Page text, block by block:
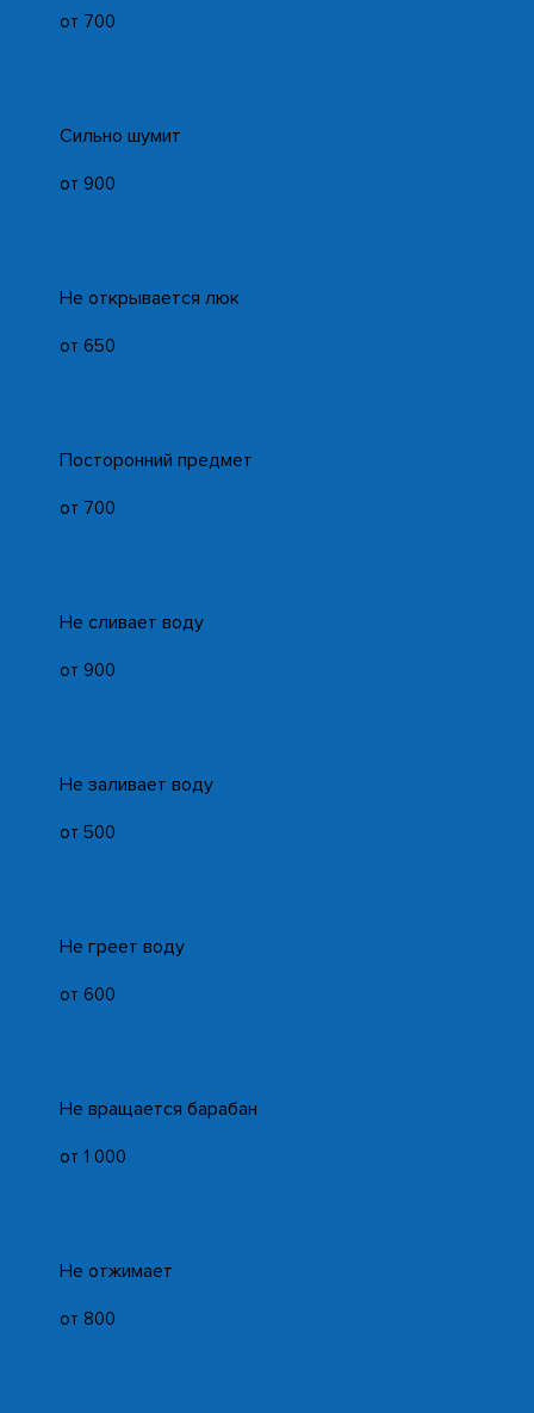
от 700
Сильно шумит
от 900
Не открывается люк
от 650
Посторонний предмет
от 700
Не сливает воду
от 900
Не заливает воду
от 500
Не греет воду
от 600
Не вращается барабан
от 1 000
Не отжимает
от 800